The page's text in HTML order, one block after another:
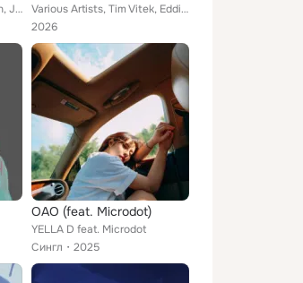
Various Artists, Lina Respen, JC Delacruz, Dpech Music, MassRuggiero, MaurizioG, Shenko, Saladin, Prosdo, Angelo Posito, Aliens ...
Various Artists, Tim Vitek, Eddie Riot, Sirius Brown, Backwards Compatible, Slobodan, AFTR, Brandon DeCarlo, Andrei Morant, Viad...
2026
OAO (feat. Microdot)
YELLA D feat. Microdot
Сингл
2025